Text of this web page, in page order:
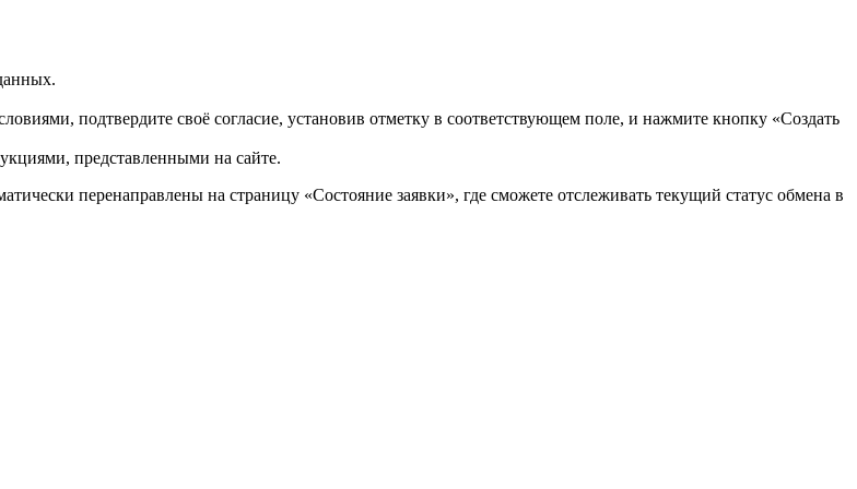
подтвердите своё согласие, установив отметку в соответствующем поле, и нажмите кнопку «Создать
представленными на сайте.
перенаправлены на страницу «Состояние заявки», где сможете отслеживать текущий статус обмена в